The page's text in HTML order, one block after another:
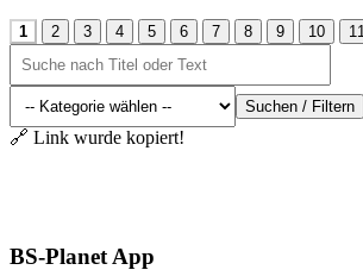
1 2 3 4 5 6 7 8 9 10 11
Suchen / Filtern
🔗 Link wurde kopiert!
BS-Planet App